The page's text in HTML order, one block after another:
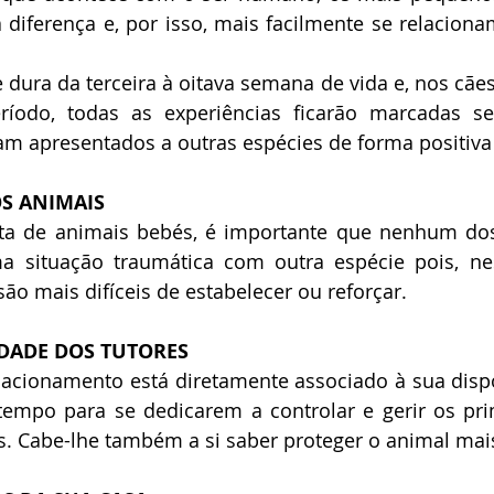
e, por isso, mais facilmente se
dura da terceira à oitava semana de vida e, nos
todas as experiências ficarão marcadas
apresentados a outras espécies de forma
ANIMAIS
de animais bebés, é importante que nenhum
situação traumática com outra espécie pois,
mais difíceis de estabelecer ou reforçar.
DOS TUTORES
está diretamente associado à sua
para se dedicarem a controlar e gerir os
Cabe-lhe também a si saber proteger o animal